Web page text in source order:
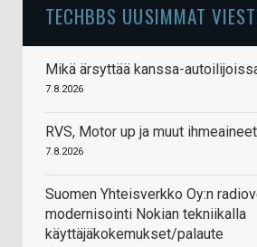
TECHBBS UUSIMMAT
Mikä ärsyttää kanssa-
7.8.2026
RVS, Motor up ja muut
7.8.2026
Suomen Yhteisverkko Oy:n
modernisointi Nokian tekniikalla
käyttäjäkokemukset/palaute